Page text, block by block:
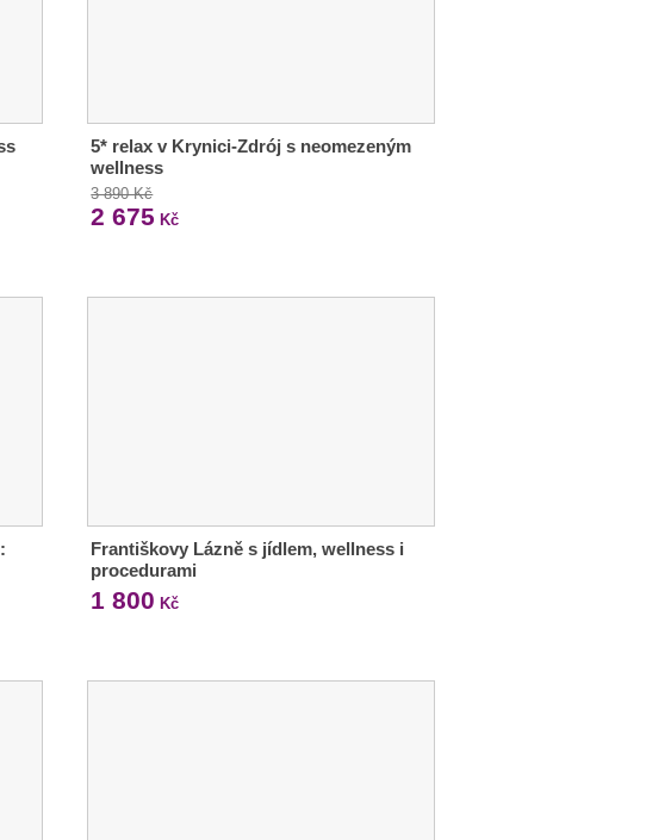
5* relax v Krynici-Zdrój s neomezeným
wellness
3 890 Kč
2 675 Kč
Františkovy Lázně s jídlem, wellness i
procedurami
1 800 Kč